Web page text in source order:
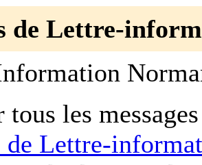
de Lettre-
les
de Lettre-